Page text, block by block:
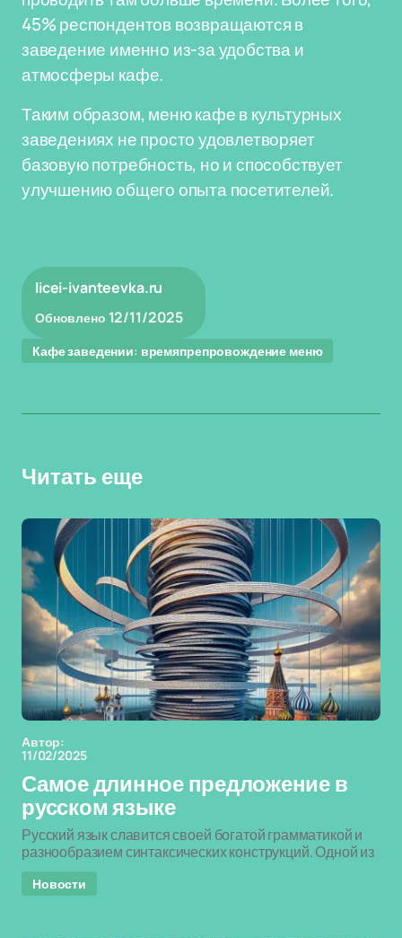
45% респондентов возвращаются в
заведение именно из-за удобства и
атмосферы кафе.
Таким образом, меню кафе в культурных
заведениях не просто удовлетворяет
базовую потребность, но и способствует
улучшению общего опыта посетителей.
licei-ivanteevka.ru
Обновлено 12/11/2025
Кафе заведении: времяпрепровождение меню
Читать еще
Автор:
11/02/2025
Самое длинное предложение в
русском языке
Русский язык славится своей богатой грамматикой и
разнообразием синтаксических конструкций. Одной из
Новости